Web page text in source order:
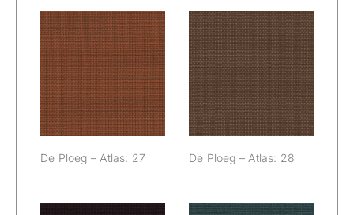
De Ploeg –
Atlas: 27
De Ploeg – Atlas: 27
De Ploeg –
Atlas: 28
De Ploeg – Atlas: 28